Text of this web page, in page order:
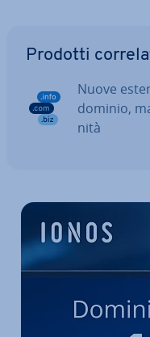
Prodotti
Nuove
dominio,
ni­tà